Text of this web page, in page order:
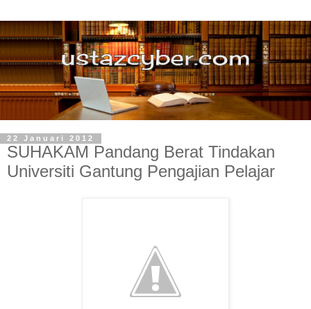
22 Januari 2012
SUHAKAM Pandang Berat Tindakan
Universiti Gantung Pengajian Pelajar